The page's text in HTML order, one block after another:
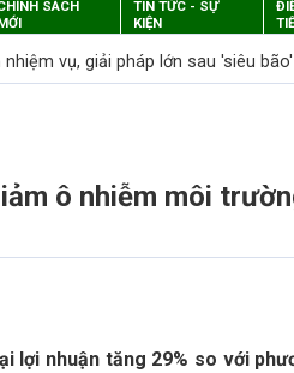
SÁCH
TIN TỨC - SỰ
KIỆN
làm việc với Lãnh đạo Hội Làm
ô nhiễm môi
lợi nhuận tăng 29% so với